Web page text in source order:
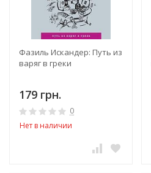
Фазиль Искандер: Путь из
варяг в греки
179 грн.
0
Нет в наличии